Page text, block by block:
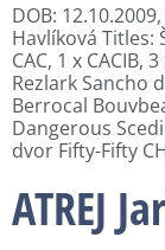
DOB:
Havlíková Titles:
CAC, 1 x CACIB,
Rezlark Sancho
Berrocal
Dangerous
dvor Fifty-Fifty
ATREJ